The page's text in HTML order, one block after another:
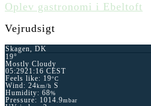
Oplev gastronomi i Ebeltoft
Vejrudsigt
Skagen, DK
19°
Mostly Cloudy
05:2921:16 CEST
Feels like: 19°C
Wind: 24km/h S
Humidity: 68%
Pressure: 1014.9mbar